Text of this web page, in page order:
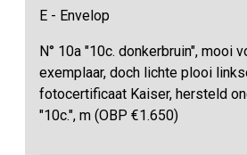
E - Envelop
N° 10a "10c. donkerbruin", mooi
exemplaar, doch lichte plooi
fotocertificaat Kaiser, hersteld
"10c.", m (OBP €1.650)